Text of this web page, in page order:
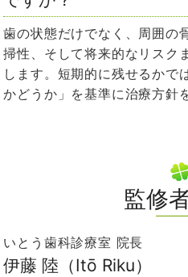
歯の状態だけでなく、周囲の
掃性、そして将来的なリスク
します。短期的に残せるかで
かどうか」を基準に治療方針
監修
いとう歯科診療室 院長
伊藤 陸（Itō Riku）